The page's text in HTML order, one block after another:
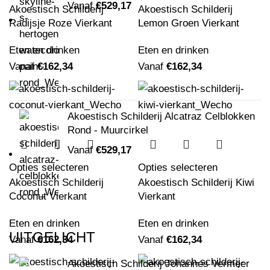
Akoestisch Schilderij
Radijsje Roze Vierkant
Eten en drinken
Vanaf€162,34
Akoestisch Schilderij
Lemon Groen Vierkant
Eten en drinken
Vanaf €162,34
Opties selecteren
Akoestisch Schilderij
Coconut Vierkant
Eten en drinken
Vanaf€162,34
Opties selecteren
Akoestisch Schilderij Kiwi
Vierkant
Eten en drinken
Vanaf €162,34
Vanaf€529,17
Akoestisch Schilderij Alcatraz Celblokken
Rond - Muurcirkel
Vanaf €529,17
UITGELICHT
Akoestisch Schilderij Johannes Vermeer